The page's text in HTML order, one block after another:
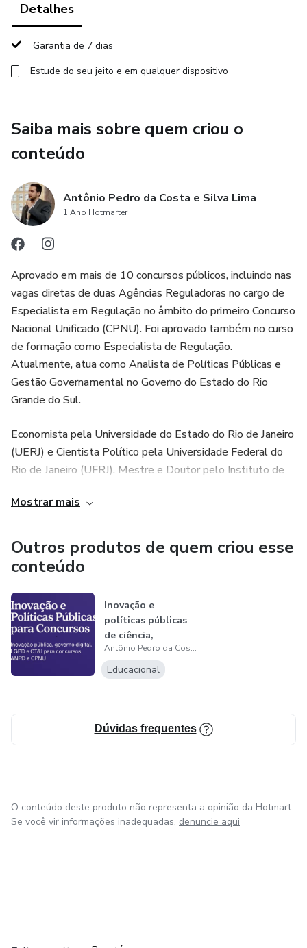
✅ Uso estratégico da IA – utilize ferramentas como o
ChatGPT para revisar, entender e praticar melhor
📚 Você recebe:
passo
b) Uma vídeo-aula de 50 minutos explicando toda a lógica
c) Planilha de acompanhamento de desempenho e
progresso
acertos
👤 Indicado para quem conta com até 3 horas líquidas por
dia
🍊 O nome Bergamota faz referência à fruta símbolo do
Sul do Brasil — simplicidade, rotina e constância. Essa é a
essência do curso: respeitar seu tempo e transformar sua
Detalhes
Garantia de 7 dias
Estude do seu jeito e em qualquer dispositivo
Saiba mais sobre quem criou o
conteúdo
Antônio Pedro da Costa e Silva Lima
1 Ano Hotmarter
Aprovado em mais de 10 concursos públicos, incluindo nas
vagas diretas de duas Agências Reguladoras no cargo de
Especialista em Regulação no âmbito do primeiro Concurso
Nacional Unificado (CPNU). Foi aprovado também no curso
de formação como Especialista de Regulação.
Atualmente, atua como Analista de Políticas Públicas e
Gestão Governamental no Governo do Estado do Rio
Grande do Sul.
Economista pela Universidade do Estado do Rio de Janeiro
(UERJ) e Cientista Político pela Universidade Federal do
Rio de Janeiro (UFRJ). Mestre e Doutor pelo Instituto de
realizadas em instituições como: Universidade de
Universidade da Pensilvânia e Harvard.
Mostrar mais
Outros produtos de quem criou esse
conteúdo
Inovação e
políticas públicas
de ciência,
tecnologia e
inova...
Antônio Pedro da Costa e Silva Lima
Educacional
Dúvidas frequentes
O conteúdo deste produto não representa a opinião da Hotmart.
Se você vir informações inadequadas, denuncie aqui